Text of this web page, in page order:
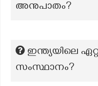
അനുപാതം?
ഇന്ത്യയിലെ
സംസ്ഥാനം?